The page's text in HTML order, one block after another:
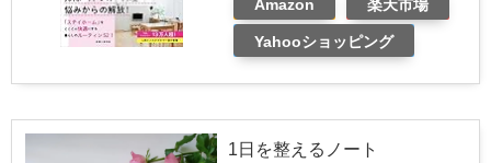
Amazon 楽天市場
Yahooショッピング
1日を整えるノート